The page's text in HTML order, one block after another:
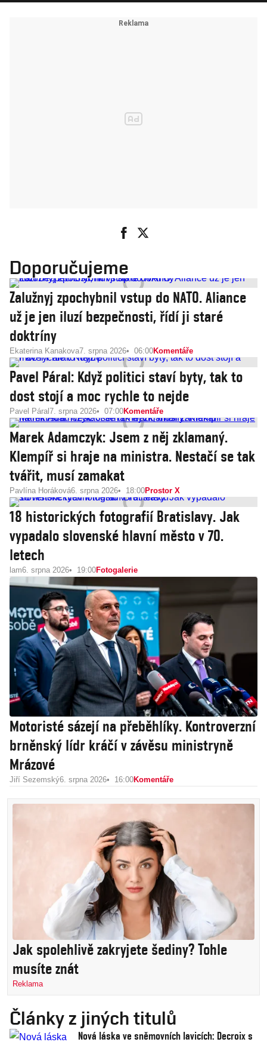
Doporučujeme
Zalužnyj zpochybnil vstup do NATO. Aliance
už je jen iluzí bezpečnosti, řídí ji staré
doktríny
Ekaterina Kanakova7. srpna 2026 06:00Komentáře
Pavel Páral: Když politici staví byty, tak to
dost stojí a moc rychle to nejde
Pavel Páral 7. srpna 2026 07:00Komentáře
Marek Adamczyk: Jsem z něj zklamaný.
Klempíř si hraje na ministra. Nestačí se tak
tvářit, musí zamakat
Pavlína Horáková6. srpna 2026 18:00Prostor X
18 historických fotografií Bratislavy. Jak
vypadalo slovenské hlavní město v 70.
letech
lam6. srpna 2026 19:00Fotogalerie
Motoristé sázejí na přeběhlíky. Kontroverzní
brněnský lídr kráčí v závěsu ministryně
Mrázové
Jiří Sezemský6. srpna 2026 16:00Komentáře
Jak spolehlivě zakryjete šediny? Tohle
musíte znát
Reklama
Články z jiných titulů
Nová láska ve sněmovních lavicích: Decroix s